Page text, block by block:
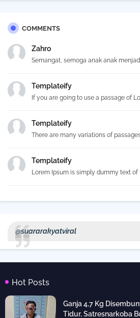
COMMENTS
Zahro
Semangat, semoga anak anak
Templateify
If you are going to use a passage of
Templateify
There are many variations of
Templateify
Lorem Ipsum is simply dummy text of
@suararakyatviral
Hot Posts
Ganja 4,7 Kg
Tidur, Satresnarkoba